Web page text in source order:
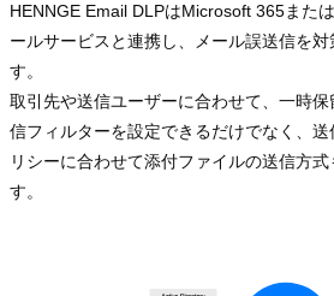
HENNGE Email DLPはMicrosoft 365また
ールサービスと連携し、メール誤送信を
す。
取引先や送信ユーザーに合わせて、一時
信フィルターを設定できるだけでなく、
リシーに合わせて添付ファイルの送信方
す。